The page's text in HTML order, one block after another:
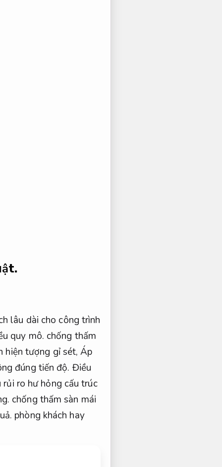
lâu dài cho công trình
quy mô. chống thấm
hiện tượng gỉ sét,Áp
đúng tiến độ. Điều
ro hư hỏng cấu trúc
chống thấm sàn mái
phòng khách hay